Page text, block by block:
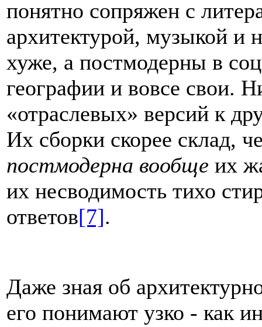
понятно сопряжен с
архитектурой, музыкой и
хуже, а постмодерны в
географии и вовсе свои.
«отраслевых» версий к
Их сборки скорее склад,
постмодерна вообще их
их несводимость тихо
ответов[7].
Даже зная об
его понимают узко - как